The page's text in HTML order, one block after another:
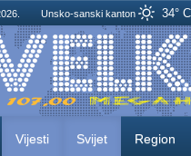
Unsko-sanski kanton 34° C
Vijesti Svijet Region